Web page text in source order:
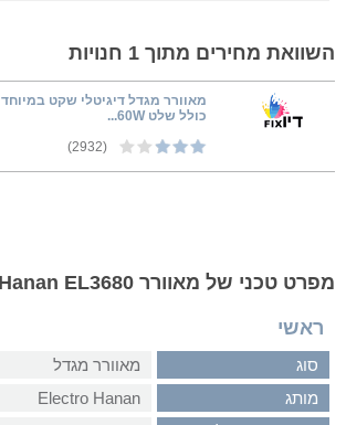
השוואת מחירים מתוך 1 חנויות
מאוורר מגדל דיגיטלי שקט במיוחד
כולל שלט 60W...
(2932)
מפרט טכני של מאוורר Electro Hanan EL3680
ראשי
סוג
מאוורר מגדל
מותג
Electro Hanan